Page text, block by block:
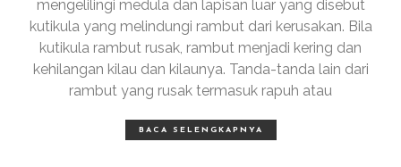
mengelilingi medula dan lapisan luar yang disebut
kutikula yang melindungi rambut dari kerusakan. Bila
kutikula rambut rusak, rambut menjadi kering dan
kehilangan kilau dan kilaunya. Tanda-tanda lain dari
rambut yang rusak termasuk rapuh atau
BACA SELENGKAPNYA